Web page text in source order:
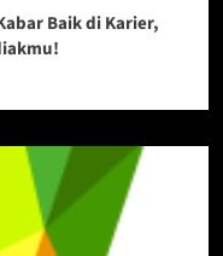
Baik di Karier,